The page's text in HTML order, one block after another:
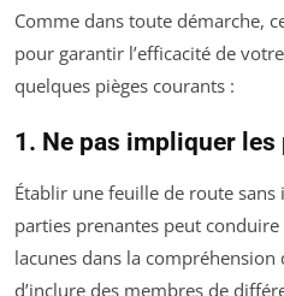
Comme dans toute démarche,
pour garantir l’efficacité de
quelques pièges courants :
1. Ne pas impliquer
Établir une feuille de route
parties prenantes peut conduire
lacunes dans la compréhension
d’inclure des membres de